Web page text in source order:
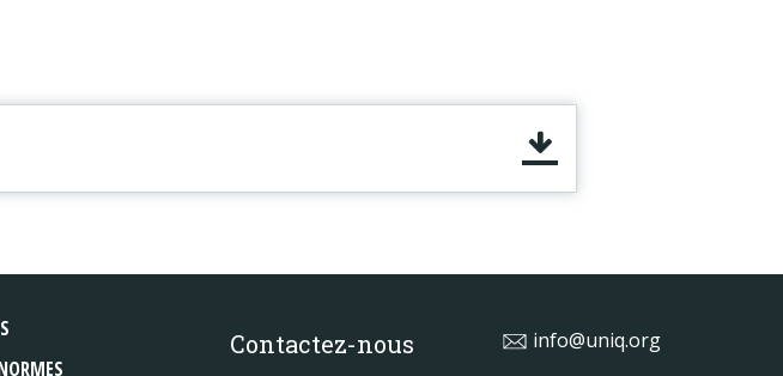
Contactez-nous info@uniq.org